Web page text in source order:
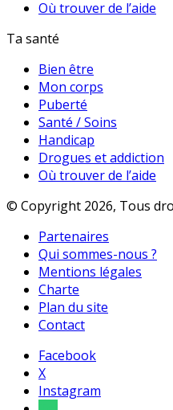
Où trouver de l’aide
Ta santé
Bien être
Mon corps
Puberté
Santé / Soins
Handicap
Drogues et addiction
Où trouver de l’aide
© Copyright 2026, Tous
Partenaires
Qui sommes-nous ?
Mentions légales
Charte
Plan du site
Contact
Facebook
X
Instagram